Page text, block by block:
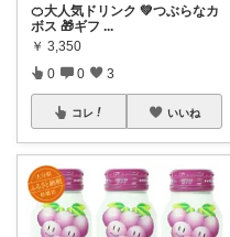
🍊大人気ドリンク 💚つぶらなカ
ボス 🎁ギフ ...
￥ 3,350
0 0 3
コレ いいね